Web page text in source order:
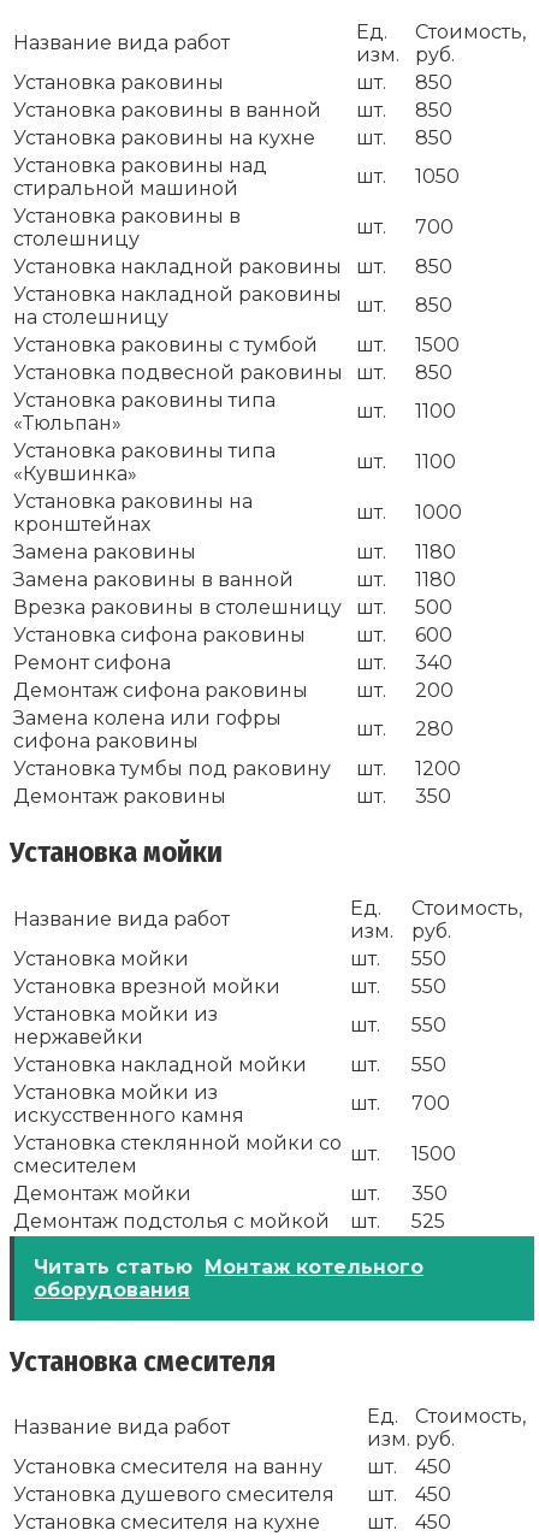
Название вида работ
Ед.
изм.
Стоимость,
руб.
Установка раковины
шт.
850
Установка раковины в ванной
шт.
850
Установка раковины на кухне
шт.
850
Установка раковины над
стиральной машиной
шт.
1050
Установка раковины в
столешницу
шт.
700
Установка накладной раковины
шт.
850
Установка накладной раковины
на столешницу
шт.
850
Установка раковины с тумбой
шт.
1500
Установка подвесной раковины
шт.
850
Установка раковины типа
«Тюльпан»
шт.
1100
Установка раковины типа
«Кувшинка»
шт.
1100
Установка раковины на
кронштейнах
шт.
1000
Замена раковины
шт.
1180
Замена раковины в ванной
шт.
1180
Врезка раковины в столешницу
шт.
500
Установка сифона раковины
шт.
600
Ремонт сифона
шт.
340
Демонтаж сифона раковины
шт.
200
Замена колена или гофры
сифона раковины
шт.
280
Установка тумбы под раковину
шт.
1200
Демонтаж раковины
шт. 350
Установка мойки
Название вида работ
Ед.
изм.
Стоимость,
руб.
Установка мойки
шт.
550
Установка врезной мойки
шт.
550
Установка мойки из
нержавейки
шт.
550
Установка накладной мойки
шт.
550
Установка мойки из
искусственного камня
шт.
700
Установка стеклянной мойки со
смесителем
шт.
1500
Демонтаж мойки
шт.
350
Демонтаж подстолья с мойкой
шт.
525
Читать статью Монтаж котельного
оборудования
Установка смесителя
Название вида работ
Ед.
изм.
Стоимость,
руб.
Установка смесителя на ванну
шт.
450
Установка душевого смесителя
шт.
450
Установка смесителя на кухне
шт.
450